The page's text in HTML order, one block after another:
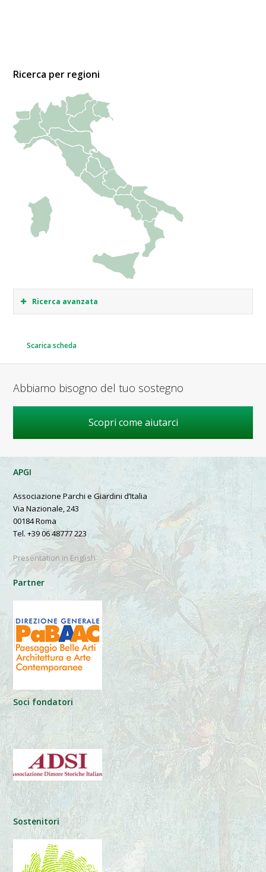
Ricerca per regioni
Ricerca avanzata
Scarica scheda
Abbiamo bisogno del tuo sostegno
Scopri come aiutarci
APGI
Associazione Parchi e Giardini d’Italia
Via Nazionale, 243
00184 Roma
Tel. +39 06 48777 223
Presentation in English
Partner
Soci fondatori
Sostenitori